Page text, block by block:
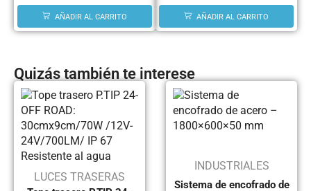
AÑADIR AL CARRITO AÑADIR AL CARRITO
Quizás también te interese
LUCES TRASERAS
INDUSTRIALES
Sistema de encofrado de